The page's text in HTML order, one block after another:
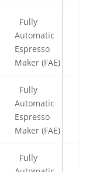
Fully
Automatic
Espresso
Maker (FAE)
Fully
Automatic
Espresso
Maker (FAE)
Fully